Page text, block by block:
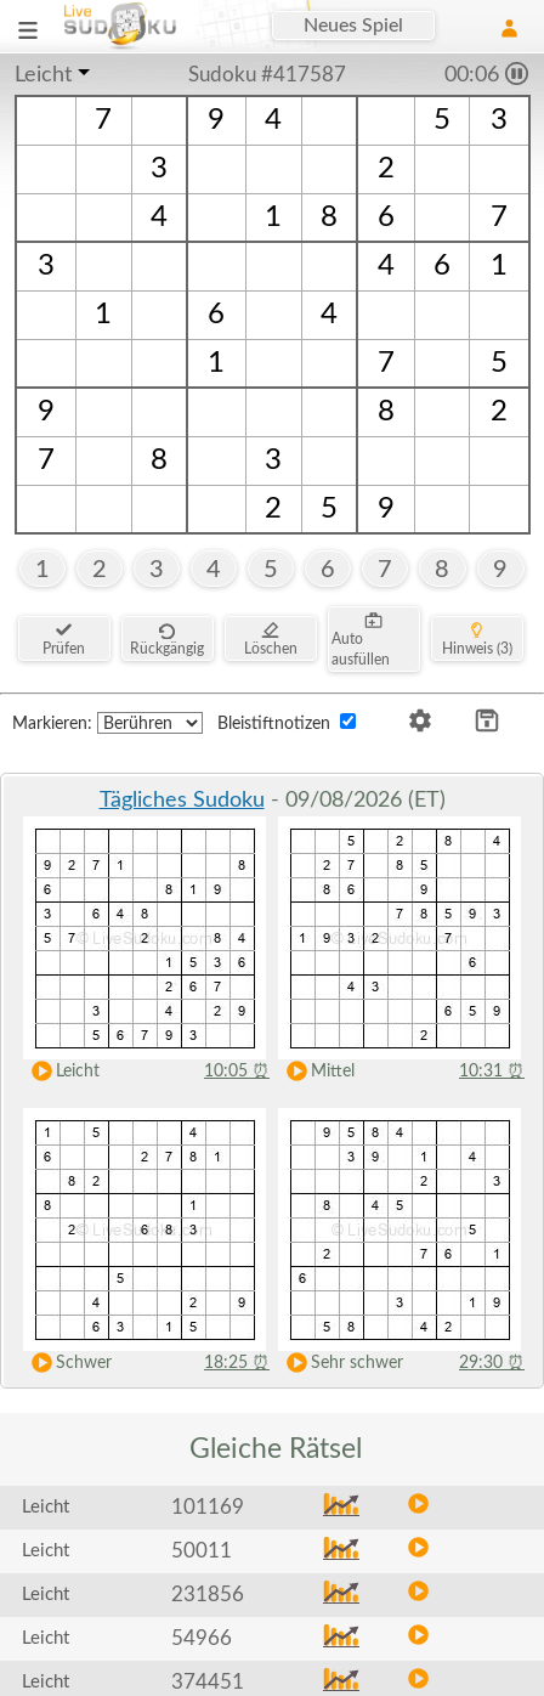
Neues Spiel
Leicht Sudoku #417587 00:06
7 9 4 5
3
3
2
4
1 8 6
7
3
4 6
1
1
6
4
1
7
5
9
8
2
7
8
3
2
5 9
1 2 3 4 5 6 7 8 9
Prüfen Rückgängig Löschen
Auto
ausfüllen
Hinweis (3)
Markieren: Bleistiftnotizen
Tägliches Sudoku - 09/08/2026 (ET)
Leicht 10:05 ⏰ Mittel 10:31 ⏰
Schwer 18:25 ⏰ Sehr schwer 29:30 ⏰
Gleiche Rätsel
Leicht 101169
Leicht 50011
Leicht 231856
Leicht 54966
Leicht 374451